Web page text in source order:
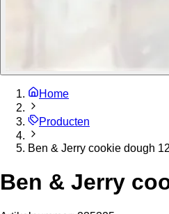
Home
Producten
Ben & Jerry cookie dough
Ben & Jerry